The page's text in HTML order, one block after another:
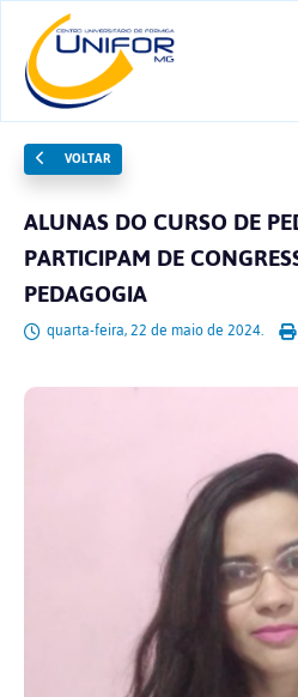
VOLTAR
ALUNAS DO CURSO DE
PARTICIPAM DE
PEDAGOGIA
quarta-feira, 22 de maio de 2024.